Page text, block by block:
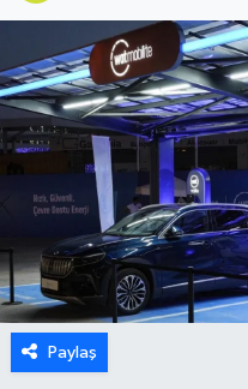
Paylaş
Eğitim
Ekonomi
Emet
Foto Galeri
Gediz
Genel